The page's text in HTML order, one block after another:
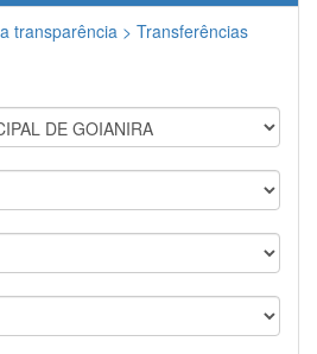
transparência > Transferências